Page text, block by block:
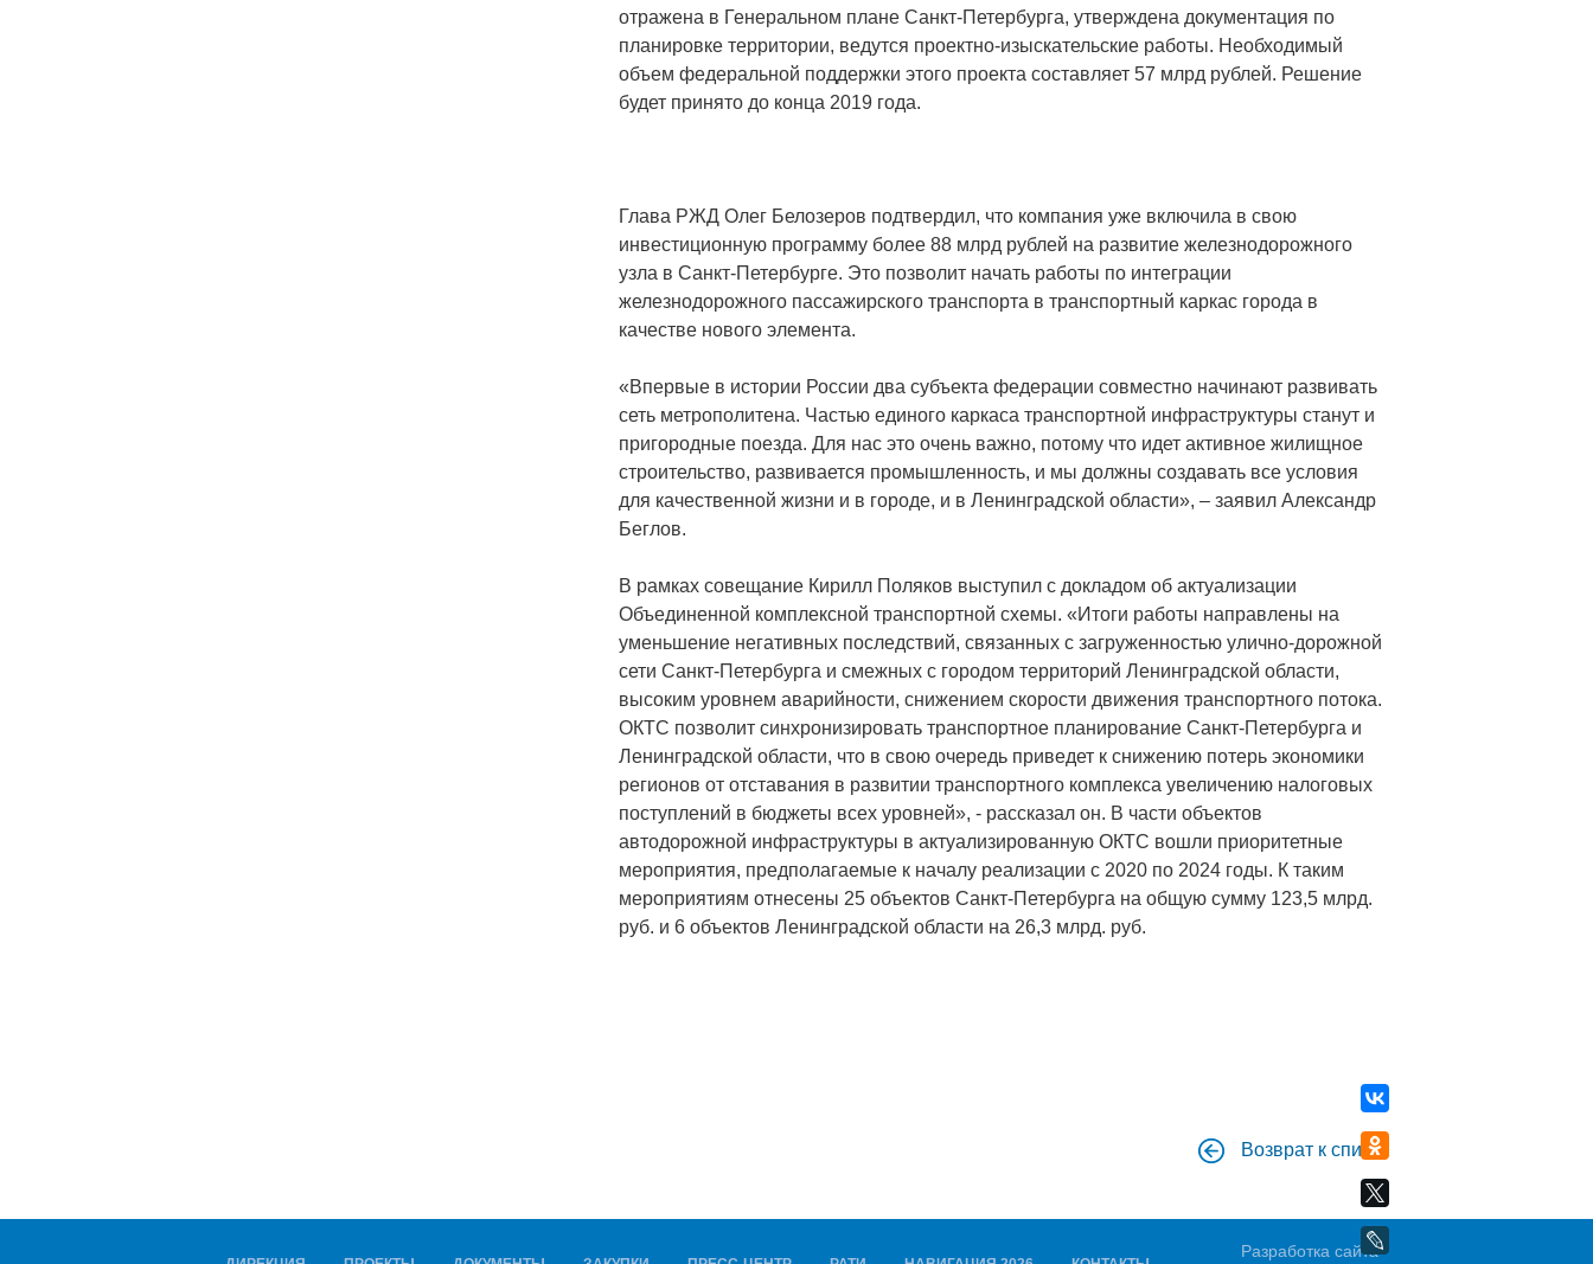
отражена в Генеральном плане Санкт-Петербурга, утверждена документация по
планировке территории, ведутся проектно-изыскательские работы. Необходимый
объем федеральной поддержки этого проекта составляет 57 млрд рублей. Решение
будет принято до конца 2019 года.
Глава РЖД Олег Белозеров подтвердил, что компания уже включила в свою
инвестиционную программу более 88 млрд рублей на развитие железнодорожного
узла в Санкт-Петербурге. Это позволит начать работы по интеграции
железнодорожного пассажирского транспорта в транспортный каркас города в
качестве нового элемента.
«Впервые в истории России два субъекта федерации совместно начинают развивать
сеть метрополитена. Частью единого каркаса транспортной инфраструктуры станут и
пригородные поезда. Для нас это очень важно, потому что идет активное жилищное
строительство, развивается промышленность, и мы должны создавать все условия
для качественной жизни и в городе, и в Ленинградской области», – заявил Александр
Беглов.
В рамках совещание Кирилл Поляков выступил с докладом об актуализации
Объединенной комплексной транспортной схемы. «Итоги работы направлены на
уменьшение негативных последствий, связанных с загруженностью улично-дорожной
сети Санкт-Петербурга и смежных с городом территорий Ленинградской области,
высоким уровнем аварийности, снижением скорости движения транспортного потока.
ОКТС позволит синхронизировать транспортное планирование Санкт-Петербурга и
Ленинградской области, что в свою очередь приведет к снижению потерь экономики
регионов от отставания в развитии транспортного комплекса увеличению налоговых
поступлений в бюджеты всех уровней», - рассказал он. В части объектов
автодорожной инфраструктуры в актуализированную ОКТС вошли приоритетные
мероприятия, предполагаемые к началу реализации с 2020 по 2024 годы. К таким
мероприятиям отнесены 25 объектов Санкт-Петербурга на общую сумму 123,5 млрд.
руб. и 6 объектов Ленинградской области на 26,3 млрд. руб.
Возврат к списку
Разработка сайта -